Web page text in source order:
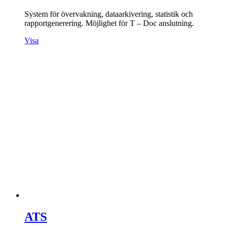
System för övervakning, dataarkivering, statistik och
rapportgenerering. Möjlighet för T – Doc anslutning.
Visa
ATS